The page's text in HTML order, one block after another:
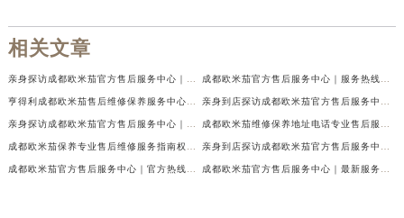
相关文章